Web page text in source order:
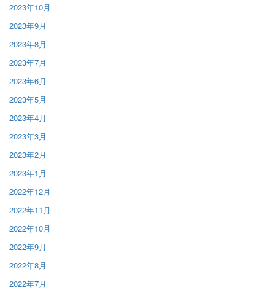
2023年10月
2023年9月
2023年8月
2023年7月
2023年6月
2023年5月
2023年4月
2023年3月
2023年2月
2023年1月
2022年12月
2022年11月
2022年10月
2022年9月
2022年8月
2022年7月